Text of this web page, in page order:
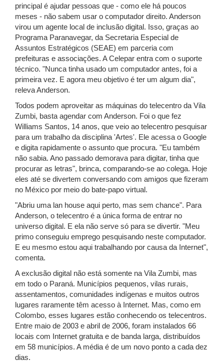
principal é ajudar pessoas que - como ele há poucos
meses - não sabem usar o computador direito. Anderson
virou um agente local de inclusão digital. Isso, graças ao
Programa Paranavegar, da Secretaria Especial de
Assuntos Estratégicos (SEAE) em parceria com
prefeituras e associações. A Celepar entra com o suporte
técnico. "Nunca tinha usado um computador antes, foi a
primeira vez. E agora meu objetivo é ter um algum dia",
releva Anderson.
Todos podem aproveitar as máquinas do telecentro da Vila
Zumbi, basta agendar com Anderson. Foi o que fez
Williams Santos, 14 anos, que veio ao telecentro pesquisar
para um trabalho da disciplina 'Artes'. Ele acessa o Google
e digita rapidamente o assunto que procura. "Eu também
não sabia. Ano passado demorava para digitar, tinha que
procurar as letras", brinca, comparando-se ao colega. Hoje
eles até se divertem conversando com amigos que fizeram
no México por meio do bate-papo virtual.
"Abriu uma lan house aqui perto, mas sem chance". Para
Anderson, o telecentro é a única forma de entrar no
universo digital. E ela não serve só para se divertir. "Meu
primo conseguiu emprego pesquisando neste computador.
E eu mesmo estou aqui trabalhando por causa da Internet",
comenta.
A exclusão digital não está somente na Vila Zumbi, mas
em todo o Paraná. Municípios pequenos, vilas rurais,
assentamentos, comunidades indígenas e muitos outros
lugares raramente têm acesso à Internet. Mas, como em
Colombo, esses lugares estão conhecendo os telecentros.
Entre maio de 2003 e abril de 2006, foram instalados 66
locais com Internet gratuita e de banda larga, distribuídos
em 58 municípios. A média é de um novo ponto a cada dez
dias.